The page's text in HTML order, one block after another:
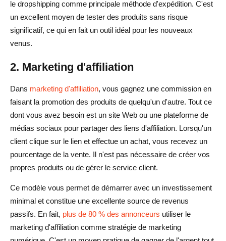
le dropshipping comme principale méthode d'expédition. C'est
un excellent moyen de tester des produits sans risque
significatif, ce qui en fait un outil idéal pour les nouveaux
venus.
2. Marketing d'affiliation
Dans marketing d'affiliation, vous gagnez une commission en
faisant la promotion des produits de quelqu'un d'autre. Tout ce
dont vous avez besoin est un site Web ou une plateforme de
médias sociaux pour partager des liens d'affiliation. Lorsqu'un
client clique sur le lien et effectue un achat, vous recevez un
pourcentage de la vente. Il n'est pas nécessaire de créer vos
propres produits ou de gérer le service client.
Ce modèle vous permet de démarrer avec un investissement
minimal et constitue une excellente source de revenus
passifs. En fait, plus de 80 % des annonceurs utiliser le
marketing d'affiliation comme stratégie de marketing